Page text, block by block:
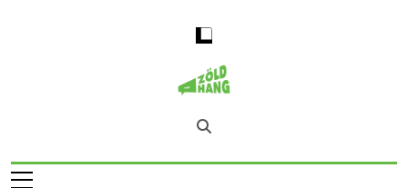
Magyarország
Zöld Hangja
Zöld Hang – Természet, Klímaváltozás,
Fenntarthatóság, Jövő